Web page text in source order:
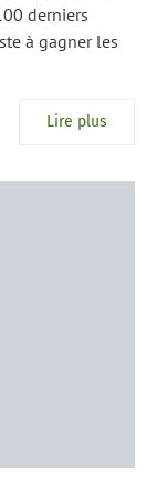
derniers
à gagner les
Lire plus